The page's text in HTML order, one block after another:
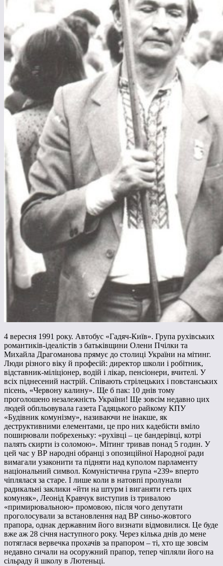
4 вересня 1991 року. Автобус «Гадяч-Київ». Група рухівських
романтиків-ідеалістів з батьківщини Олени Пчілки та
Михайла Драгоманова прямує до столиці України на мітинг.
Люди різного віку й професій: директор школи і робітник,
відставник-міліціонер, водій і лікар, пенсіонери, вчителі. У
всіх піднесений настрій. Співають стрілецьких і повстанських
пісень, «Червону калину». Ще б пак: 10 днів тому
проголошено незалежність України! Ще зовсім недавно цих
людей обпльовувала газета Гадяцького райкому КПУ
«Будівник комунізму», називаючи не інакше, як
деструктивними елементами, це про них кадебісти вміло
поширювали побрехеньку: «рухівці – це бандерівці, котрі
палять скирти із соломою». Мітинг тривав понад 5 годин. У
цей час у ВР народні обранці з опозиційної Народної ради
вимагали узаконити та підняти над куполом парламенту
національний символ. Комуністична група «239» вперто
чіплялася за старе. І лише коли в натовпі пролунали
радикальні заклики «йти на штурм і виганяти геть цих
комуняк», Леонід Кравчук виступив із тривалою
«примирювальною» промовою, після чого депутати
проголосували за встановлення над ВР синьо-жовтого
прапора, однак державним його визнати відмовилися. Це буде
вже аж 28 січня наступного року. Через кілька днів до мене
потяглася вервечка прохачів за прапором – ті, хто ще зовсім
недавно сичали на осоружний прапор, тепер чіпляли його на
сільраду й школу в Лютеньці.